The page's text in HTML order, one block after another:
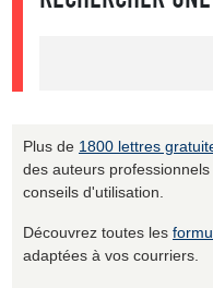
Plus de 1800 lettres
des auteurs
conseils d'utilisation.
Découvrez toutes les
adaptées à vos courriers.